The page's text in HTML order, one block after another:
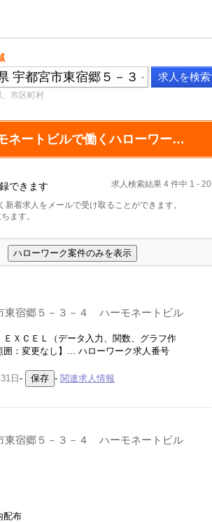
市区町村
栃木県 宇都宮市東宿郷５－３－４ ハーモネートビルで働くハローワーク求人
求人検索結果 4 件中 1 - 20
できます
着求人をメールで受け取ることができます。
ます。
東宿郷５－３－４ ハーモネートビル
ＸＣＥＬ（データ入力、関数、グラフ作
：変更なし】... ハローワーク求人番号
日 - - 関連求人情報
東宿郷５－３－４ ハーモネートビル
配布